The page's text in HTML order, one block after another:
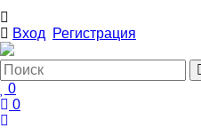
Вход Регистрация
0
0